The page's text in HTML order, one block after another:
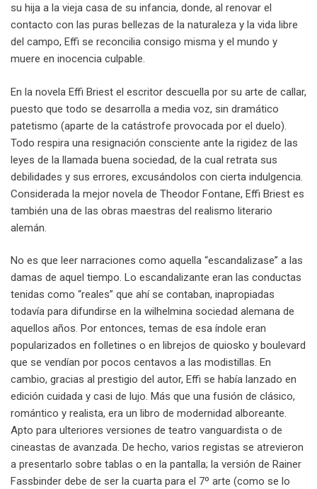
su hija a la vieja casa de su infancia, donde, al renovar el
contacto con las puras bellezas de la naturaleza y la vida libre
del campo, Effi se reconcilia consigo misma y el mundo y
muere en inocencia culpable.
En la novela Effi Briest el escritor descuella por su arte de callar,
puesto que todo se desarrolla a media voz, sin dramático
patetismo (aparte de la catástrofe provocada por el duelo).
Todo respira una resignación consciente ante la rigidez de las
leyes de la llamada buena sociedad, de la cual retrata sus
debilidades y sus errores, excusándolos con cierta indulgencia.
Considerada la mejor novela de Theodor Fontane, Effi Briest es
también una de las obras maestras del realismo literario
alemán.
No es que leer narraciones como aquella “escandalizase” a las
damas de aquel tiempo. Lo escandalizante eran las conductas
tenidas como “reales” que ahí se contaban, inapropiadas
todavía para difundirse en la wilhelmina sociedad alemana de
aquellos años. Por entonces, temas de esa índole eran
popularizados en folletines o en librejos de quiosko y boulevard
que se vendían por pocos centavos a las modistillas. En
cambio, gracias al prestigio del autor, Effi se había lanzado en
edición cuidada y casi de lujo. Más que una fusión de clásico,
romántico y realista, era un libro de modernidad alboreante.
Apto para ulteriores versiones de teatro vanguardista o de
cineastas de avanzada. De hecho, varios registas se atrevieron
a presentarlo sobre tablas o en la pantalla; la versión de Rainer
Fassbinder debe de ser la cuarta para el 7º arte (como se lo